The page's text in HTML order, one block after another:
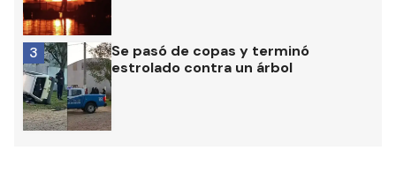
Se pasó de copas y terminó
estrolado contra un árbol
3